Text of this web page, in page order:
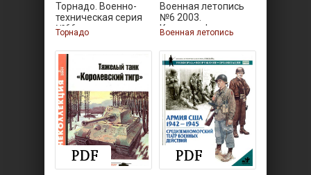
Торнадо. Военно-
техническая серия
№66.
Торнадо
Военная летопись
№6 2003.
Катастрофа
Военная летопись